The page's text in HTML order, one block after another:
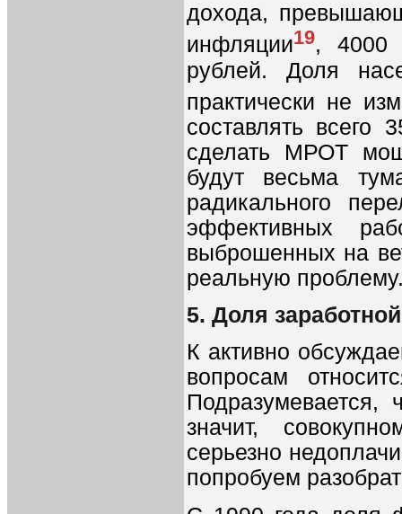
дохода,
инфляции19, 4000
рублей. Доля
практически не
составлять всего
сделать МРОТ
будут весьма
радикального
эффективных
выброшенных на
реальную
5. Доля
К активно
вопросам
значит,
серьезно
попробуем